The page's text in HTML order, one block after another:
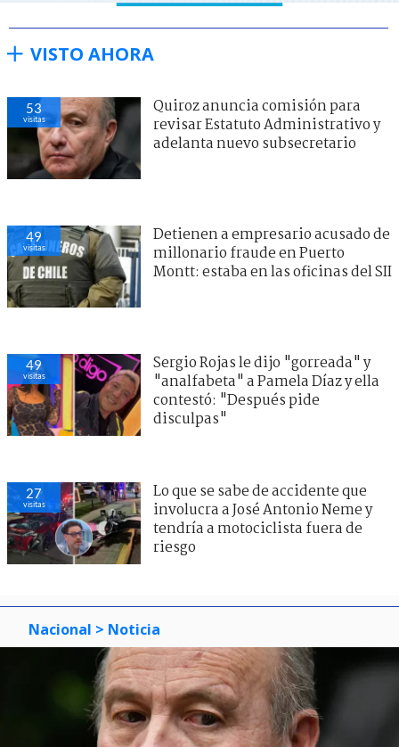
VISTO AHORA
53
visitas
Quiroz anuncia comisión para
revisar Estatuto Administrativo y
adelanta nuevo subsecretario
49
visitas
Detienen a empresario acusado de
millonario fraude en Puerto
Montt: estaba en las oficinas del SII
49
visitas
Sergio Rojas le dijo "gorreada" y
"analfabeta" a Pamela Díaz y ella
contestó: "Después pide
disculpas"
27
visitas
Lo que se sabe de accidente que
involucra a José Antonio Neme y
tendría a motociclista fuera de
riesgo
Nacional > Noticia